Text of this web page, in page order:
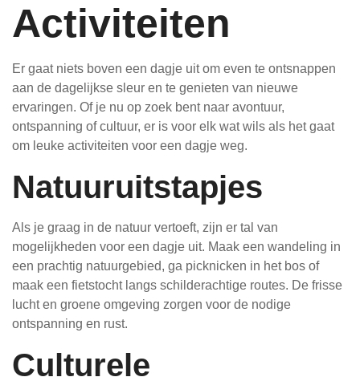
Activiteiten
Er gaat niets boven een dagje uit om even te ontsnappen
aan de dagelijkse sleur en te genieten van nieuwe
ervaringen. Of je nu op zoek bent naar avontuur,
ontspanning of cultuur, er is voor elk wat wils als het gaat
om leuke activiteiten voor een dagje weg.
Natuuruitstapjes
Als je graag in de natuur vertoeft, zijn er tal van
mogelijkheden voor een dagje uit. Maak een wandeling in
een prachtig natuurgebied, ga picknicken in het bos of
maak een fietstocht langs schilderachtige routes. De frisse
lucht en groene omgeving zorgen voor de nodige
ontspanning en rust.
Culturele